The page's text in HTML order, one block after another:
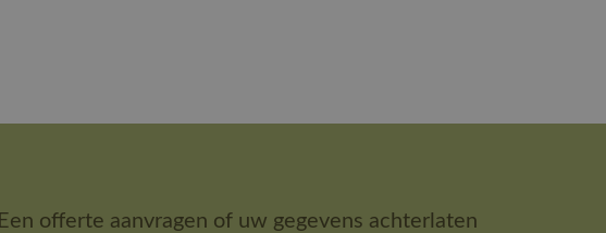
Een offerte aanvragen of uw gegevens achterlaten